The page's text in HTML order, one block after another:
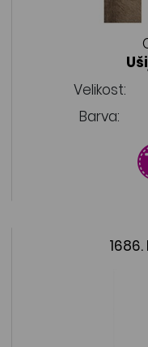
Velikost:
Barva: